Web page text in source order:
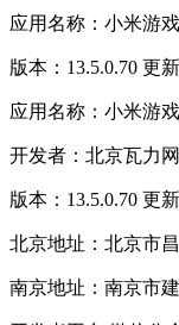
应用名称：小米游
版本：13.5.0.70 更
应用名称：小米游
开发者：北京瓦力
版本：13.5.0.70 更
北京地址：北京市
南京地址：南京市